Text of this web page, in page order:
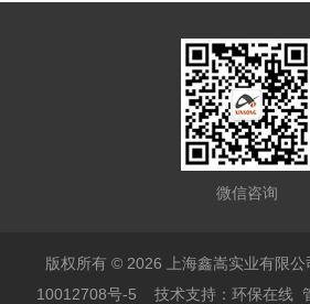
微信咨询
版权所有 © 2026 上海鑫嵩实业有限
10012708号-5 技术支持：环保在线